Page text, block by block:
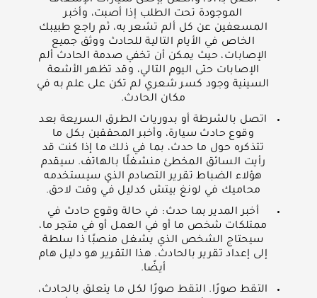
الموجودة تحت الطلب إذا أصبت، وأخبر
المسعفين عن كل ألم تشعر به، ثم راجع طبيبك
الخاص في الأيام التالية للحادث ووثق جميع
الإصابات، حيث يمكن أن تخفي صدمة الحادث ألم
الإصابات حتى اليوم التالي، وقد تظهر الأشعة
السينية وجود كسر شعري لم تكن على علم به في
مكان الحادث.
اتصل بالشرطة أو بدوريات الطرق السريعة بعد
وقوع حادث سيارة، وأخبر المحققين بكل ما
تتذكره حول ما حدث، بما في ذلك ما إذا كنت قد
رأيت السائق المخطئ منشغلًا بالهاتف. سيقدم
هؤلاء الضباط تقرير التصادم الذي سيستخدمه
محاميك في لونغ بيتش كدليل في وقت لاحق.
أخبر المدير بما حدث: في حالة وقوع حادث في
ممتلكات شخص ما أو في العمل أو في متجر ما،
سيحتاج الشخص الذي يشغل منصبًا ذا سلطة
إلى إعداد تقرير بالحادث. هذا التقرير هو دليل هام
أيضًا.
التقط صورًا. التقط صورًا لكل ما يتعلق بالحادث،